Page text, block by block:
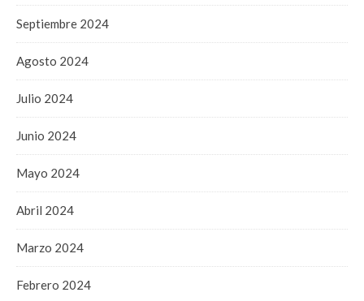
Septiembre 2024
Agosto 2024
Julio 2024
Junio 2024
Mayo 2024
Abril 2024
Marzo 2024
Febrero 2024